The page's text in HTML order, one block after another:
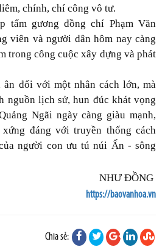
chính, chí công vô tư.
tấm gương đồng chí Phạm Văn
viên và người dân hôm nay càng
trong công cuộc xây dựng và phát
đối với một nhân cách lớn, mà
nguồn lịch sử, hun đúc khát vọng
Ngãi ngày càng giàu mạnh,
đáng với truyền thống cách
người con ưu tú núi Ấn - sông
NHƯ ĐỒNG
https://baovanhoa.vn
Chia sẻ: